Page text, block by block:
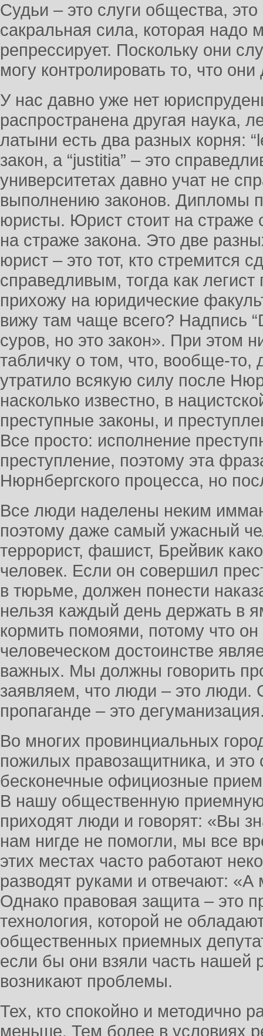
Судьи – это слуги общества,
сакральная сила, которая надо
репрессирует. Поскольку они
могу контролировать то, что они
У нас давно уже нет
распространена другая наука,
латыни есть два разных корня:
закон, а “justitia” – это
университетах давно учат не
выполнению законов. Дипломы
юристы. Юрист стоит на страже
на страже закона. Это две
юрист – это тот, кто стремится
справедливым, тогда как
прихожу на юридические
вижу там чаще всего? Надпись
суров, но это закон». При этом
табличку о том, что, вообще-то,
утратило всякую силу после
насколько известно, в
преступные законы, и
Все просто: исполнение
преступление, поэтому эта
Нюрнбергского процесса, но
Все люди наделены неким
поэтому даже самый ужасный
террорист, фашист, Брейвик
человек. Если он совершил
в тюрьме, должен понести
нельзя каждый день держать в
кормить помоями, потому что он
человеческом достоинстве
важных. Мы должны говорить
заявляем, что люди – это люди.
пропаганде – это
Во многих провинциальных
пожилых правозащитника, и это
бесконечные официозные
В нашу общественную
приходят люди и говорят: «Вы
нам нигде не помогли, мы все
этих местах часто работают
разводят руками и отвечают:
Однако правовая защита – это
технология, которой не
общественных приемных
если бы они взяли часть нашей
возникают проблемы.
Тех, кто спокойно и методично
меньше. Тем более в условиях